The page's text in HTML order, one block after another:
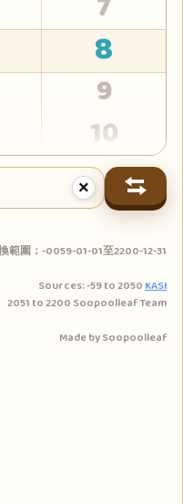
8
9
10
11
12
13
14
15
×
範圍：-0059-01-01至2200-12-31
Sources: -59 to 2050KASI
2051 to 2200 Soopoolleaf Team
Made by Soopoolleaf